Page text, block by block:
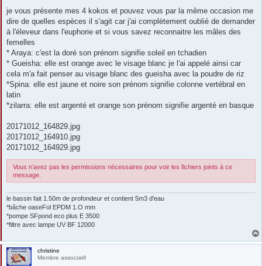
s
a
g
je vous présente mes 4 kokos et pouvez vous par la même occasion me
dire de quelles espèces il s'agit car j'ai complètement oublié de demander
à l'éleveur dans l'euphorie et si vous savez reconnaitre les mâles des
femelles
* Araya: c'est la doré son prénom signifie soleil en tchadien
* Gueisha: elle est orange avec le visage blanc je l'ai appelé ainsi car
cela m'a fait penser au visage blanc des gueisha avec la poudre de riz
*Spina: elle est jaune et noire son prénom signifie colonne vertébral en
latin
*zilarra: elle est argenté et orange son prénom signifie argenté en basque
20171012_164829.jpg
20171012_164910.jpg
20171012_164929.jpg
Vous n’avez pas les permissions nécessaires pour voir les fichiers joints à ce
message.
le bassin fait 1.50m de profondeur et contient 5m3 d'eau
*bâche oaseFol EPDM 1.O mm
*pompe SFpond eco plus E 3500
*filtre avec lampe UV BF 12000
christine
Membre associatif